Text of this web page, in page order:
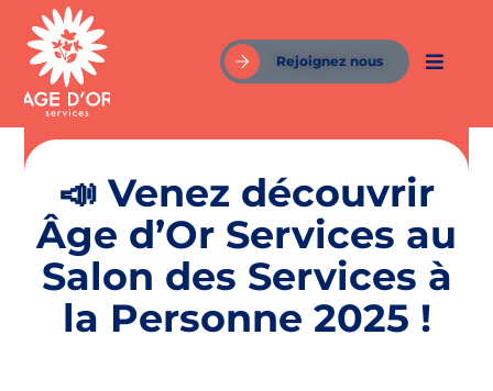
Rejoignez nous
📣 Venez découvrir
Âge d’Or Services au
Salon des Services à
la Personne 2025 !